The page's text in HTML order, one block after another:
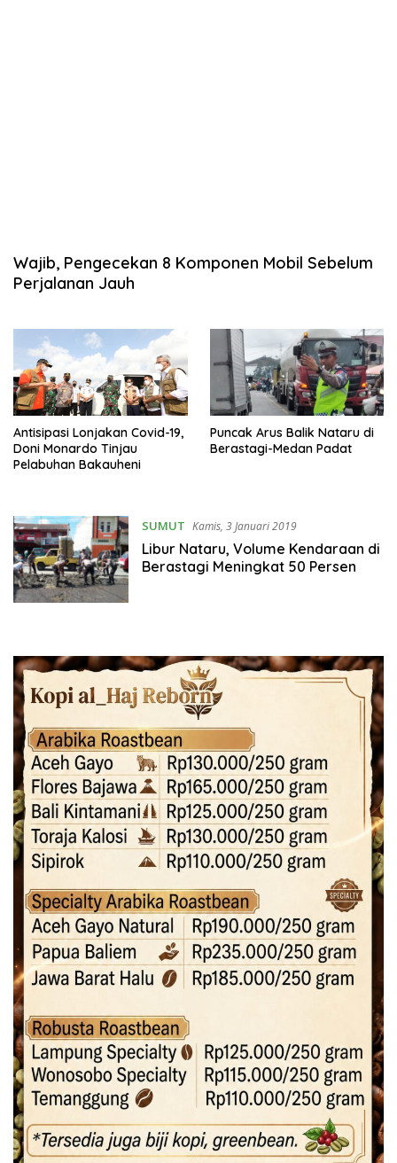
Wajib, Pengecekan 8 Komponen Mobil Sebelum
Perjalanan Jauh
Antisipasi Lonjakan Covid-19,
Doni Monardo Tinjau
Pelabuhan Bakauheni
Puncak Arus Balik Nataru di
Berastagi-Medan Padat
SUMUT Kamis, 3 Januari 2019
Libur Nataru, Volume Kendaraan di
Berastagi Meningkat 50 Persen